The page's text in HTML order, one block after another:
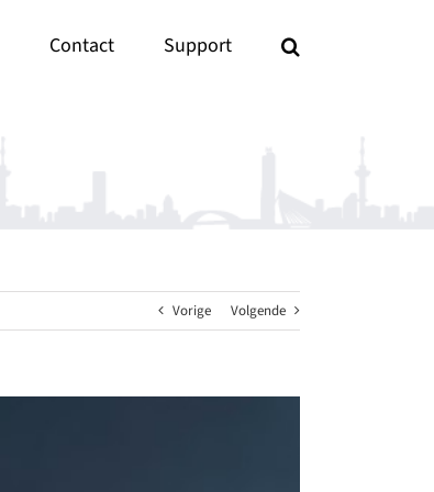
Contact Support
Vorige Volgende